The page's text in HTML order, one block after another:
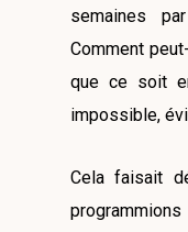
semaines
Comment
que ce soit
impossible,
Cela faisait